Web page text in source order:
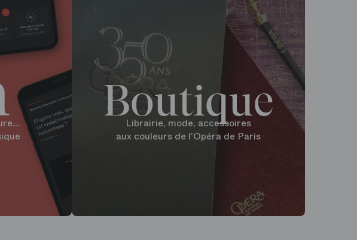
Boutique
Librairie, mode, accessoires
aux couleurs de l'Opéra de Paris